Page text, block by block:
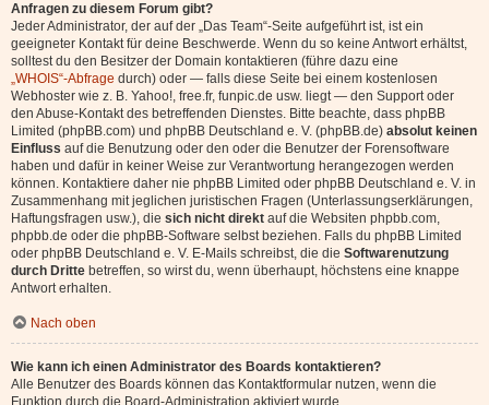
Anfragen zu diesem Forum gibt?
Jeder Administrator, der auf der „Das Team“-Seite aufgeführt ist, ist ein
geeigneter Kontakt für deine Beschwerde. Wenn du so keine Antwort erhältst,
solltest du den Besitzer der Domain kontaktieren (führe dazu eine
„WHOIS“-Abfrage durch) oder — falls diese Seite bei einem kostenlosen
Webhoster wie z. B. Yahoo!, free.fr, funpic.de usw. liegt — den Support oder
den Abuse-Kontakt des betreffenden Dienstes. Bitte beachte, dass phpBB
Limited (phpBB.com) und phpBB Deutschland e. V. (phpBB.de) absolut keinen
Einfluss auf die Benutzung oder den oder die Benutzer der Forensoftware
haben und dafür in keiner Weise zur Verantwortung herangezogen werden
können. Kontaktiere daher nie phpBB Limited oder phpBB Deutschland e. V. in
Zusammenhang mit jeglichen juristischen Fragen (Unterlassungserklärungen,
Haftungsfragen usw.), die sich nicht direkt auf die Websiten phpbb.com,
phpbb.de oder die phpBB-Software selbst beziehen. Falls du phpBB Limited
oder phpBB Deutschland e. V. E-Mails schreibst, die die Softwarenutzung
durch Dritte betreffen, so wirst du, wenn überhaupt, höchstens eine knappe
Antwort erhalten.
Nach oben
Wie kann ich einen Administrator des Boards kontaktieren?
Alle Benutzer des Boards können das Kontaktformular nutzen, wenn die
Funktion durch die Board-Administration aktiviert wurde.